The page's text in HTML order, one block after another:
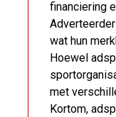
financiering
wat hun
Hoewel
met
Kortom,